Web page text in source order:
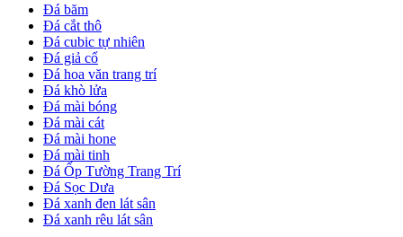
Đá băm
Đá cắt thô
Đá cubic tự nhiên
Đá giả cổ
Đá hoa văn trang trí
Đá khò lửa
Đá mài bóng
Đá mài cát
Đá mài hone
Đá mài tinh
Đá Ốp Tường Trang Trí
Đá Sọc Dưa
Đá xanh đen lát sân
Đá xanh rêu lát sân